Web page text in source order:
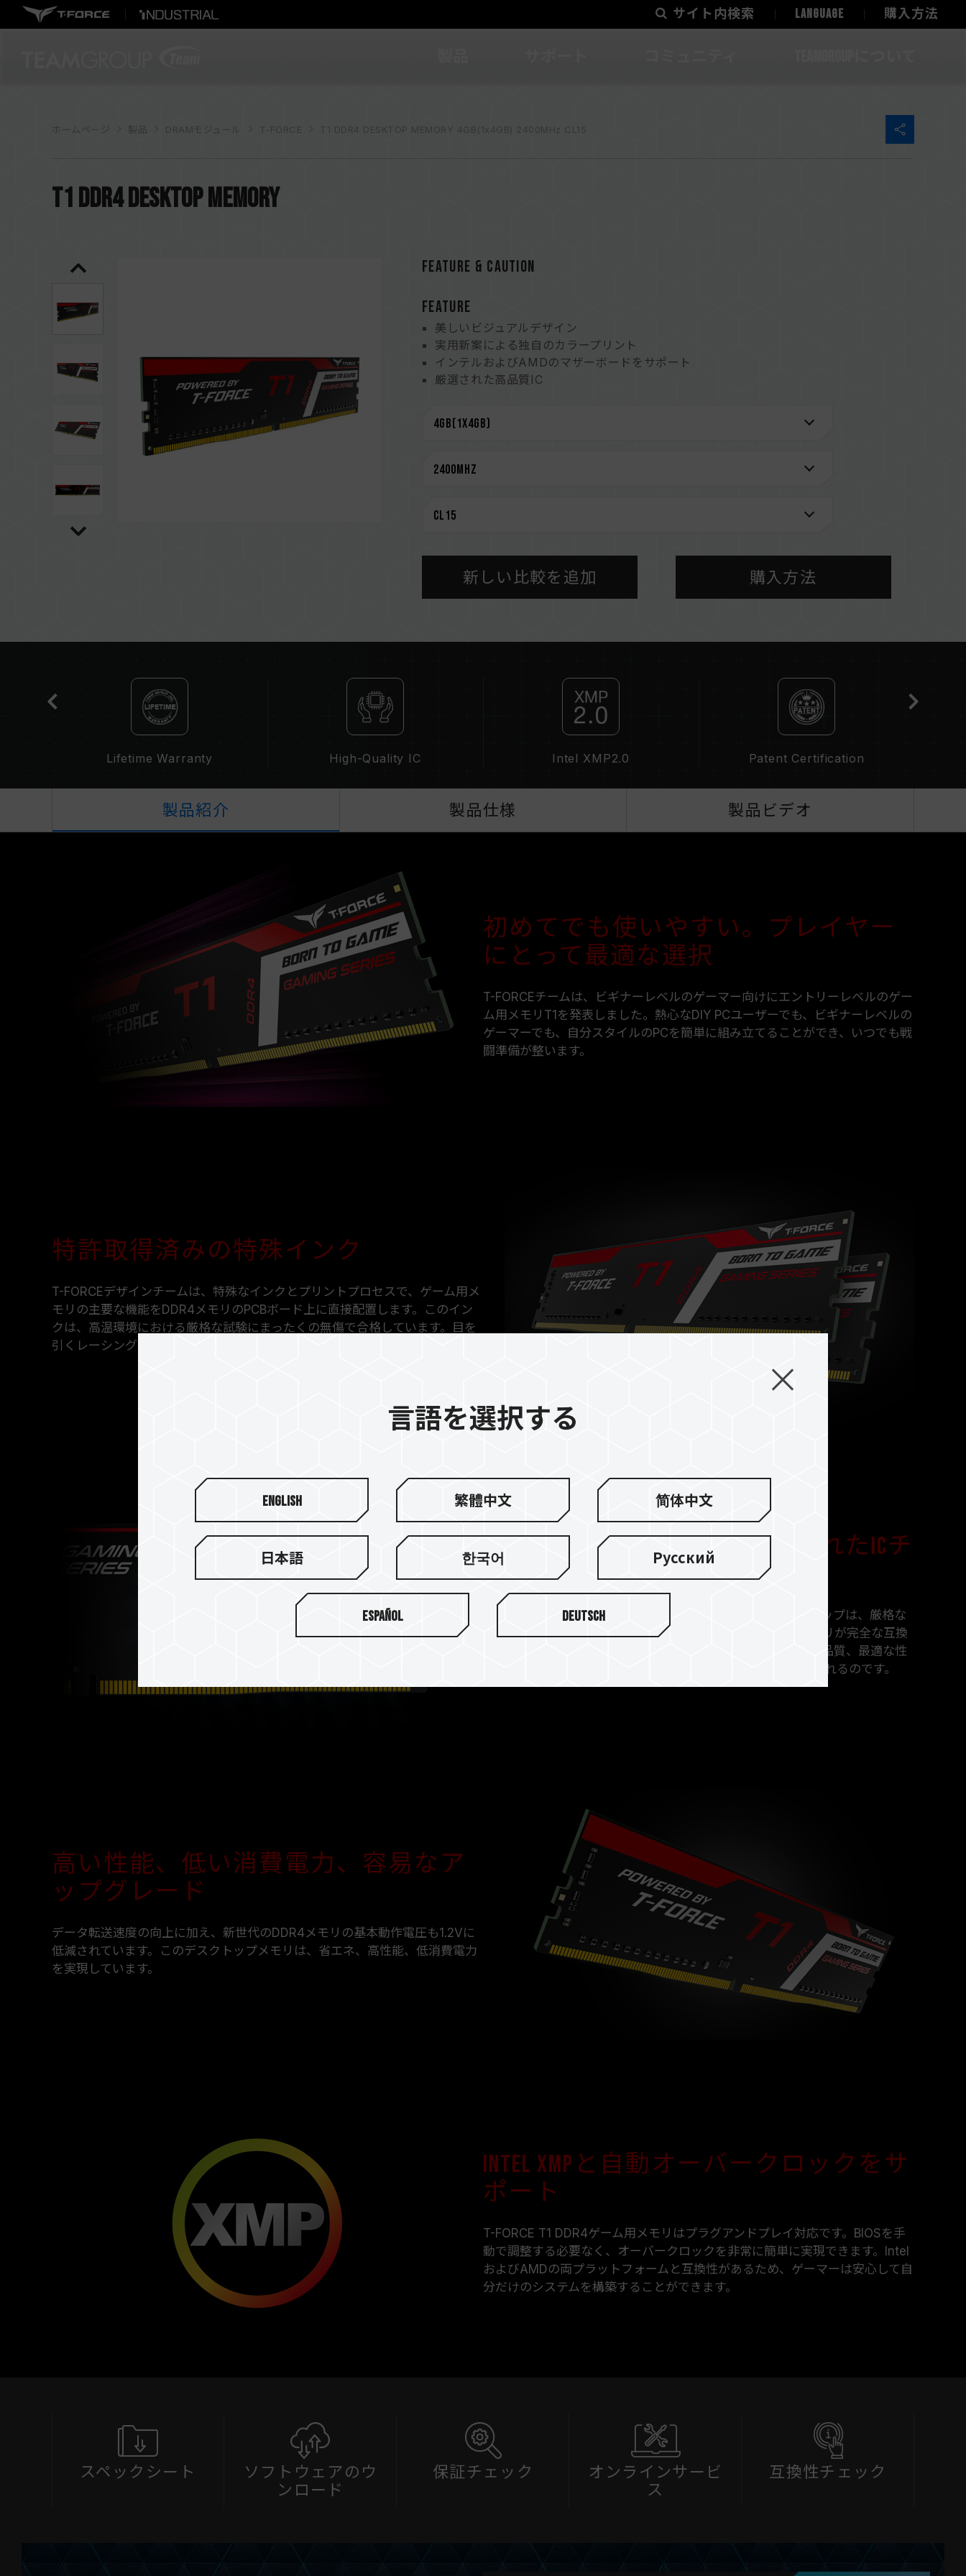
サイト内検索 LANGUAGE 購入方法
ホームページ DRAMモジュール T-FORCE T1 DDR4 DESKTOP MEMORY 4GB(1x4GB) 2400MHz CL15
T1 DDR4 DESKTOP MEMORY
FEATURE & CAUTION
FEATURE
美しいビジュアルデザイン
実用新案による独自のカラープリント
インテルおよびAMDのマザーボードをサポート
厳選された高品質IC
極めて低い動作電圧による省エネ
実用新案登録番号M563643
CAUTION
さい。
メモリの最大動作周波数は、システムのBIOS設定、マザーボード、およびCPUの互換性
によって決まります。
CPUのメモリコントローラー（IMC）の性能（Performance）と現在使用しているマザ
XMP 2.0（Intel）を有効にしない場合、メモリはSPDのデフォルト周波数（JEDEC標
準）で動作し、例えばDDR4-2133/2400（またはそれ以下）となります。これは正常な
動作であり、製品の欠陥ではありません。
XMP 2.0は手動で有効にする必要があり、一部のマザーボードでは、指定された周波数
オーバークロック（XMP 2.0を有効化）はJEDEC標準に準拠しておらず、システムの安
は、BIOSの設定をデフォルトに戻してください。
メモリモジュールに表示されている周波数は「最大対応周波数」であり、システムによっ
て最大周波数まで対応しない場合がございます。
ドやプロセッサの故障が発生した場合は、それぞれの製造元のアフターサービスにお問い
合わせください。
新しい比較を追加 購入方法
Lifetime Warranty High-Quality IC Intel XMP2.0 Patent Certification
製品紹介 製品仕様 製品ビデオ
初めてでも使いやすい。プレイヤー
にとって最適な選択
T-FORCEチームは、ビギナーレベルのゲーマー向けにエントリーレベルのゲー
ム用メモリT1を発表しました。熱心なDIY PCユーザーでも、ビギナーレベルの
ゲーマーでも、自分スタイルのPCを簡単に組み立てることができ、いつでも戦
闘準備が整います。
特許取得済みの特殊インク
T-FORCEデザインチームは、特殊なインクとプリントプロセスで、ゲーム用メ
モリの主要な機能をDDR4メモリのPCBボード上に直接配置します。このイン
クは、高温環境における厳格な試験にまったくの無傷で合格しています。目を
引くレーシングスタイルがゲーマーを奮い立たせます。
高い安定性と耐久性の厳選されたICチ
ップ
Team Groupデスクトップメモリ用に製作されたすべてのICチップは、厳格な
試験プロセスを経て選定されたものです。また、すべてのメモリが完全な互換
性と安定性について再試験されています。これにより、優れた品質、最適な性
能、安定性、そして互換性を備えたメモリがゲーマーに提供されるのです。
高い性能、低い消費電力、容易なア
ップグレード
データ転送速度の向上に加え、新世代のDDR4メモリの基本動作電圧も1.2Vに
低減されています。このデスクトップメモリは、省エネ、高性能、低消費電力
を実現しています。
Intel XMPと自動オーバークロックをサ
ポート
T-FORCE T1 DDR4ゲーム用メモリはプラグアンドプレイ対応です。BIOSを手
動で調整する必要なく、オーバークロックを非常に簡単に実現できます。Intel
およびAMDの両プラットフォームと互換性があるため、ゲーマーは安心して自
分だけのシステムを構築することができます。
スペックシート
ソフトウェアのウ
ンロード
保証チェック
オンラインサービ
ス
互換性チェック
言語を選択する
English 繁體中文 简体中文
日本語 한국어 Русский
Español Deutsch